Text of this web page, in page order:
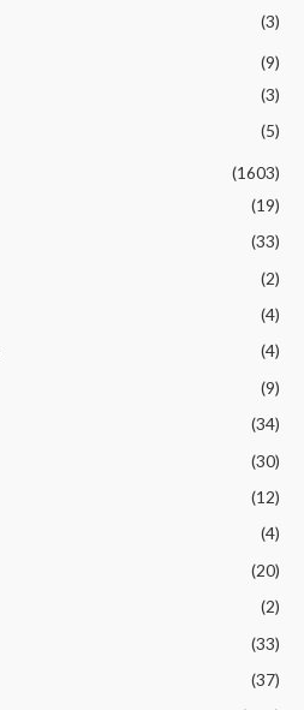
(3)
(9)
(3)
(5)
(1603)
(19)
(33)
(2)
(4)
(4)
(9)
(34)
(30)
(12)
(4)
(20)
(2)
(33)
(37)